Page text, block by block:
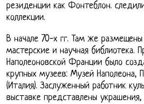
резиденции как Фонтеблон.
коллекции.
В начале 70-х гг. Там же
мастерские и научная библиотека.
Наполеоновской Франции было
крупных музеев: Музей Наполеона,
(Италия). Заслуженный работник
выставке представлены